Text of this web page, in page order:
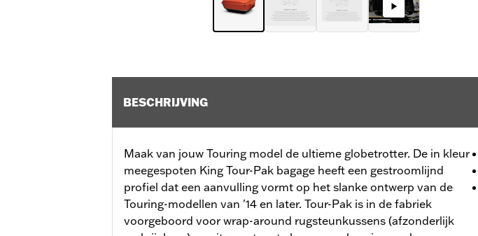
BESCHRIJVING
Maak van jouw Touring model de ultieme globetrotter. De in kleur
meegespoten King Tour-Pak bagage heeft een gestroomlijnd
profiel dat een aanvulling vormt op het slanke ontwerp van de
Touring-modellen van '14 en later. Tour-Pak is in de fabriek
voorgeboord voor wrap-around rugsteunkussens (afzonderlijk